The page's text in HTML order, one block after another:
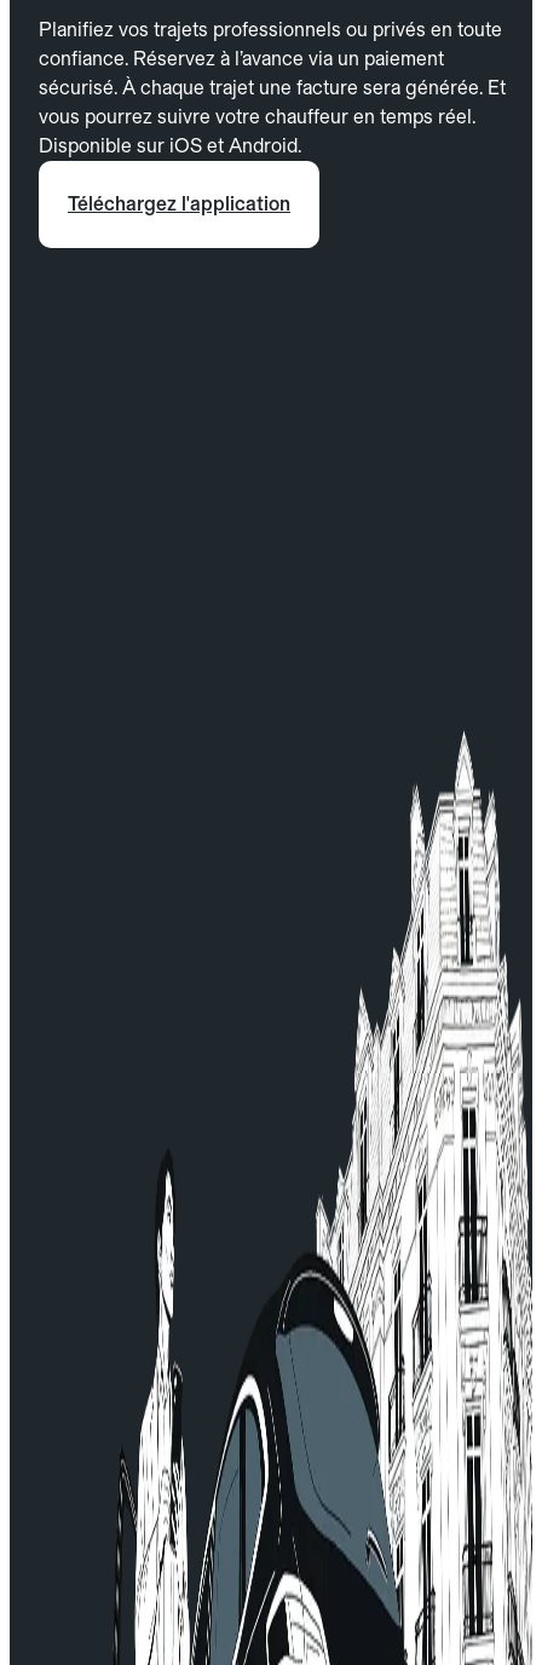
Planifiez vos trajets professionnels ou privés en toute
confiance. Réservez à l’avance via un paiement
sécurisé. À chaque trajet une facture sera générée. Et
vous pourrez suivre votre chauffeur en temps réel.
Disponible sur iOS et Android.
Téléchargez l'application